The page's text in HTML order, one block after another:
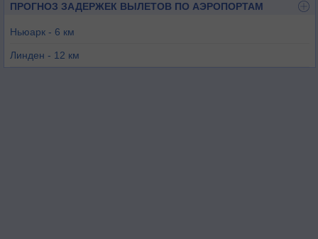
ПРОГНОЗ ЗАДЕРЖЕК ВЫЛЕТОВ ПО АЭРОПОРТАМ
Ньюарк - 6 км
Линден - 12 км